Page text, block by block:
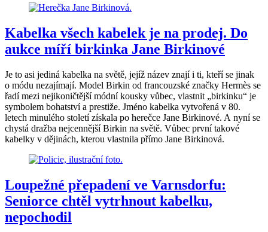
Kabelka všech kabelek je na prodej. Do
aukce míří birkinka Jane Birkinové
Je to asi jediná kabelka na světě, jejíž název znají i ti, kteří se jinak
o módu nezajímají. Model Birkin od francouzské značky Hermès se
řadí mezi nejikoničtější módní kousky vůbec, vlastnit „birkinku“ je
symbolem bohatství a prestiže. Jméno kabelka vytvořená v 80.
letech minulého století získala po herečce Jane Birkinové. A nyní se
chystá dražba nejcennější Birkin na světě. Vůbec první takové
kabelky v dějinách, kterou vlastnila přímo Jane Birkinová.
Loupežné přepadení ve Varnsdorfu:
Seniorce chtěl vytrhnout kabelku,
nepochodil